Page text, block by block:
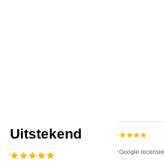
Uitstekend
Google recensie